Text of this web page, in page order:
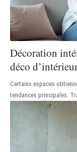
Décoration
déco
Certains espaces
tendances principales.